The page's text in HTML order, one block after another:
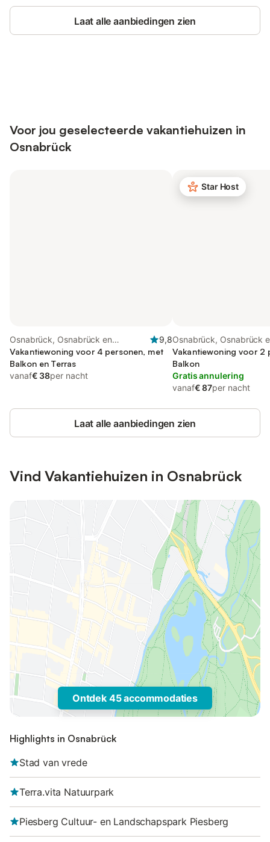
Laat alle aanbiedingen zien
Voor jou geselecteerde vakantiehuizen in
Osnabrück
Osnabrück, Osnabrück en
omgeving
9,8
Vakantiewoning voor 4 personen, met
Balkon en Terras
vanaf€ 38per nacht
Star Host
Osnabrück, Osnabrück
omgeving
Vakantiewoning voor 2
Balkon
Gratis annulering
vanaf€ 87per nacht
Laat alle aanbiedingen zien
Vind Vakantiehuizen in Osnabrück
Ontdek 45 accommodaties
Highlights in Osnabrück
Stad van vrede
Terra.vita Natuurpark
Piesberg Cultuur- en Landschapspark Piesberg